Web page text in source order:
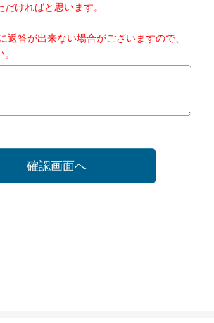
ければと思います。
返答が出来ない場合がございますので、
確認画面へ